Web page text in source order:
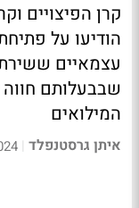
קרן הפיצויים
הודיעו על
שבבעלותם חווה
המילואים
איתן גרסטנפלד |